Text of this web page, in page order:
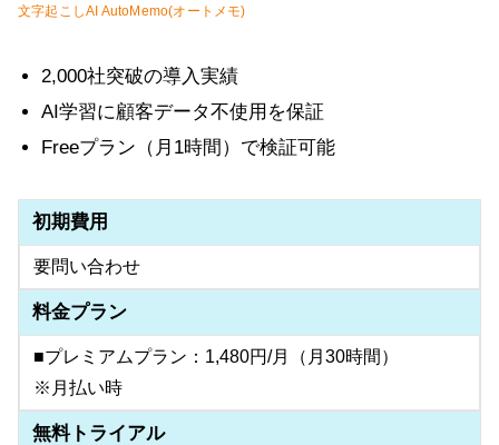
文字起こしAI AutoMemo(オートメモ)
2,000社突破の導入実績
AI学習に顧客データ不使用を保証
Freeプラン（月1時間）で検証可能
初期費用
要問い合わせ
料金プラン
■プレミアムプラン：1,480円/月（月30時間）
※月払い時
無料トライアル